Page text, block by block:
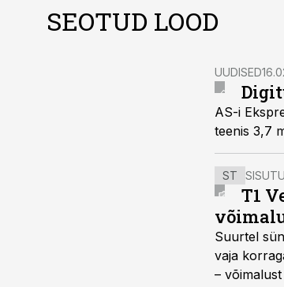
SEOTUD LOOD
UUDISED
AS-i
teenis 3,7
ST
T1
Suurtel
vaja
–